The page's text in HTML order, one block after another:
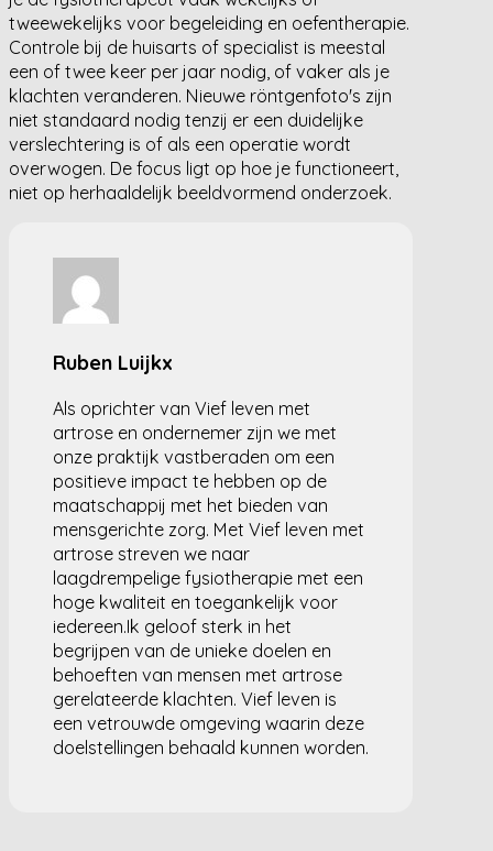
tweewekelijks voor begeleiding en oefentherapie.
Controle bij de huisarts of specialist is meestal
een of twee keer per jaar nodig, of vaker als je
klachten veranderen. Nieuwe röntgenfoto's zijn
niet standaard nodig tenzij er een duidelijke
verslechtering is of als een operatie wordt
overwogen. De focus ligt op hoe je functioneert,
niet op herhaaldelijk beeldvormend onderzoek.
Ruben Luijkx
Als oprichter van Vief leven met
artrose en ondernemer zijn we met
onze praktijk vastberaden om een
positieve impact te hebben op de
maatschappij met het bieden van
mensgerichte zorg. Met Vief leven met
artrose streven we naar
laagdrempelige fysiotherapie met een
hoge kwaliteit en toegankelijk voor
iedereen.Ik geloof sterk in het
begrijpen van de unieke doelen en
behoeften van mensen met artrose
gerelateerde klachten. Vief leven is
een vetrouwde omgeving waarin deze
doelstellingen behaald kunnen worden.